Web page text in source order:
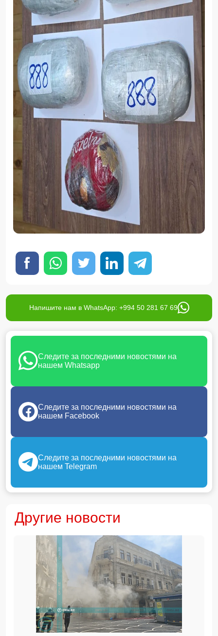
Напишите нам в WhatsApp: +994 50 281 67 69
Следите за последними новостями на
нашем Whatsapp
Следите за последними новостями на
нашем Facebook
Следите за последними новостями на
нашем Telegram
Другие новости